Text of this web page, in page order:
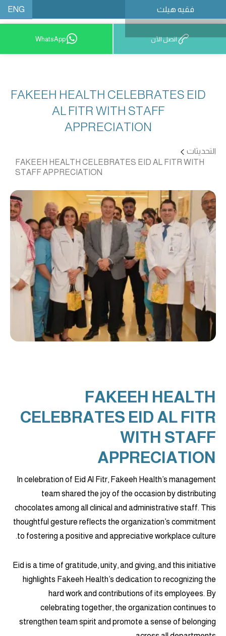
فقيه هيلث ENG
احجز موعدًا اتصل الآن WhatsApp
FAKEEH HEALTH CELEBRATES EID
AL FITR WITH STAFF
APPRECIATION
التحديثات
FAKEEH HEALTH CELEBRATES EID AL FITR WITH
STAFF APPRECIATION
FAKEEH HEALTH
CELEBRATES EID AL FITR
WITH STAFF
APPRECIATION
In celebration of Eid Al Fitr, Fakeeh Health’s management
team shared the joy of the occasion by distributing
chocolates among all clinical and administrative staff. This
thoughtful gesture reflects the organization’s commitment
to fostering a positive and appreciative workplace culture.
Eid is a time of gratitude, unity, and giving, and this initiative
highlights Fakeeh Health’s dedication to recognizing the
hard work and contributions of its employees. By
celebrating together, the organization continues to
strengthen team spirit and promote a sense of belonging